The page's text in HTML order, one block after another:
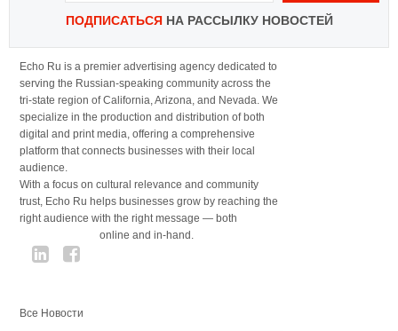
ПОДПИСАТЬСЯНА РАССЫЛКУ НОВОСТЕЙ
Echo Ru is a premier advertising agency dedicated to
serving the Russian-speaking community across the
tri-state region of California, Arizona, and Nevada. We
specialize in the production and distribution of both
digital and print media, offering a comprehensive
platform that connects businesses with their local
audience.
With a focus on cultural relevance and community
trust, Echo Ru helps businesses grow by reaching the
right audience with the right message — both
online and in-hand.
Все Новости